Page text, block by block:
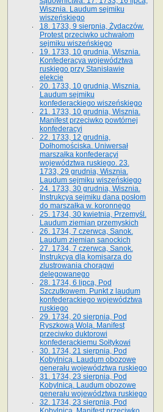
Wisznia. Laudum sejmiku
wiszeńskiego
18. 1733, 9 sierpnia, Żydaczów.
Protest przeciwko uchwałom
sejmiku wiszeńskiego
19. 1733, 10 grudnia, Wisznia.
Konfederacya województwa
ruskiego przy Stanisławie
elekcie
20. 1733, 10 grudnia, Wisznia.
Laudum sejmiku
konfederackiego wiszeńskiego
21. 1733, 10 grudnia, Wisznia.
Manifest przeciwko powtórnej
konfederacyi
22. 1733, 12 grudnia,
Dołhomościska. Uniwersał
marszałka konfederacyi
województwa ruskiego. 23.
1733, 29 grudnia, Wisznia.
Laudum sejmiku wiszeńskiego
24. 1733, 30 grudnia, Wisznia.
Instrukcya sejmiku dana posłom
do marszałka w. koronnego
25. 1734, 30 kwietnia, Przemyśl.
Laudum ziemian przemyskich
26. 1734, 7 czerwca, Sanok.
Laudum ziemian sanockich
27. 1734, 7 czerwca, Sanok.
Instrukcya dla komisarza do
zlustrowania chorągwi
delegowanego
28. 1734, 6 lipca, Pod
Szczutkowem. Punkt z laudum
konfederackiego województwa
ruskiego
29. 1734, 20 sierpnia, Pod
Ryszkową Wolą. Manifest
przeciwko duktorowi
konfederackiemu Sołtykowi
30. 1734, 21 sierpnia, Pod
Kobylnicą. Laudum obozowe
generału województwa ruskiego
31. 1734, 23 sierpnia, Pod
Kobylnicą. Laudum obozowe
generału województwa ruskiego
32. 1734, 23 sierpnia, Pod